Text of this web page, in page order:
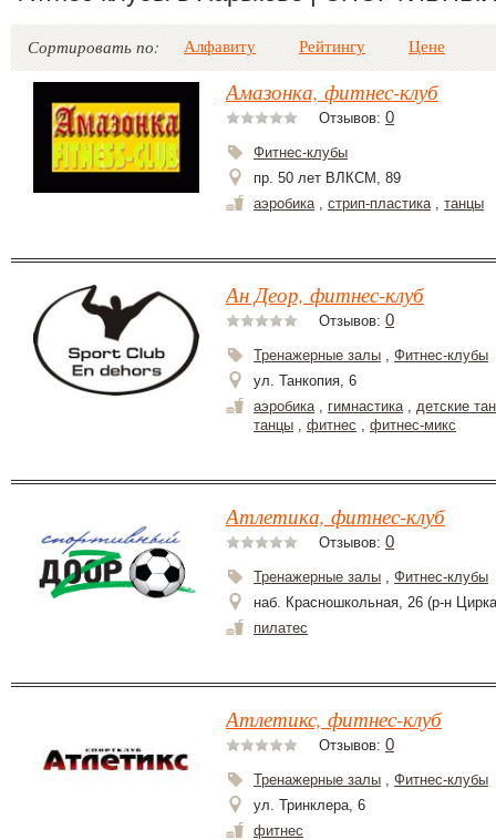
Сортировать по: Алфавиту Рейтингу Цене
Амазонка, фитнес-клуб
Отзывов: 0
Фитнес-клубы
пр. 50 лет ВЛКСМ, 89
аэробика, стрип-пластика, танцы
Ан Деор, фитнес-клуб
Отзывов: 0
Тренажерные залы , Фитнес-клубы
ул. Танкопия, 6
аэробика, гимнастика, детские
танцы , фитнес , фитнес-микс
Атлетика, фитнес-клуб
Отзывов: 0
Тренажерные залы , Фитнес-клубы
наб. Красношкольная, 26 (р-н
пилатес
Атлетикс, фитнес-клуб
Отзывов: 0
Тренажерные залы , Фитнес-клубы
ул. Тринклера, 6
фитнес